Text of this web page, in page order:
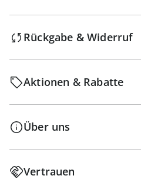
Rückgabe & Widerruf
Aktionen & Rabatte
Über uns
Vertrauen